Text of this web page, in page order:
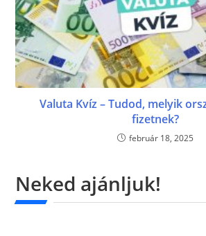
Valuta Kvíz – Tudod, melyik
fizetnek?
február 18, 2025
Neked ajánljuk!